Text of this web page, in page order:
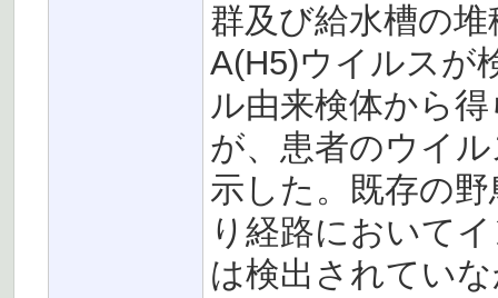
群及び給水槽の
A(H5)ウイルスが
ル由来検体から
が、患者のウイ
示した。既存の
り経路において
は検出されてい